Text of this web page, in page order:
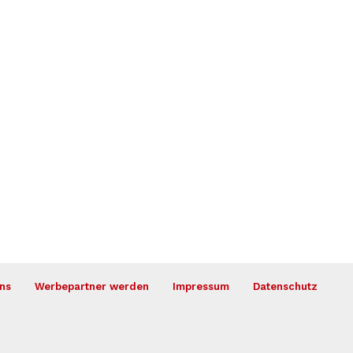
Werbepartner werden Impressum Datenschutz